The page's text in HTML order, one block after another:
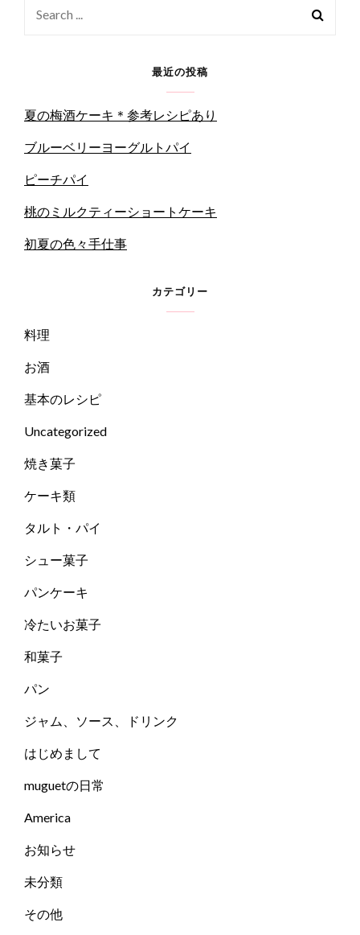
最近の投稿
夏の梅酒ケーキ＊参考レシピあり
ブルーベリーヨーグルトパイ
ピーチパイ
桃のミルクティーショートケーキ
初夏の色々手仕事
カテゴリー
料理
お酒
基本のレシピ
Uncategorized
焼き菓子
ケーキ類
タルト・パイ
シュー菓子
パンケーキ
冷たいお菓子
和菓子
パン
ジャム、ソース、ドリンク
はじめまして
muguetの日常
America
お知らせ
未分類
その他